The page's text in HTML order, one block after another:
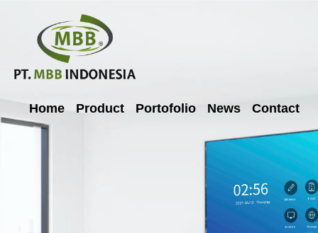
Home Product Portofolio News Contact